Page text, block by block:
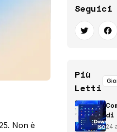
Non è
Seguici
Più
Letti
di
24